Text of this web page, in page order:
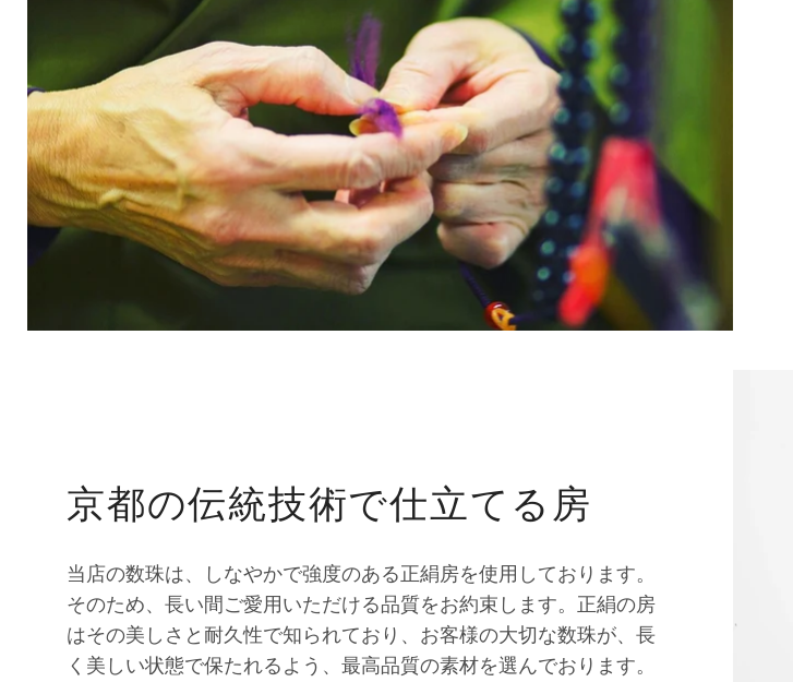
京都の伝統技術で仕立てる房
当店の数珠は、しなやかで強度のある正絹房を使用しております。
そのため、長い間ご愛用いただける品質をお約束します。正絹の房
はその美しさと耐久性で知られており、お客様の大切な数珠が、長
く美しい状態で保たれるよう、最高品質の素材を選んでおります。